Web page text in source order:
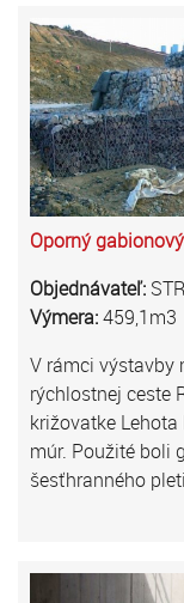
Oporný
Objednávateľ:
Výmera:459,1m3
V rámci výstavby
rýchlostnej ceste
križovatke
múr. Použité boli
šesťhranného